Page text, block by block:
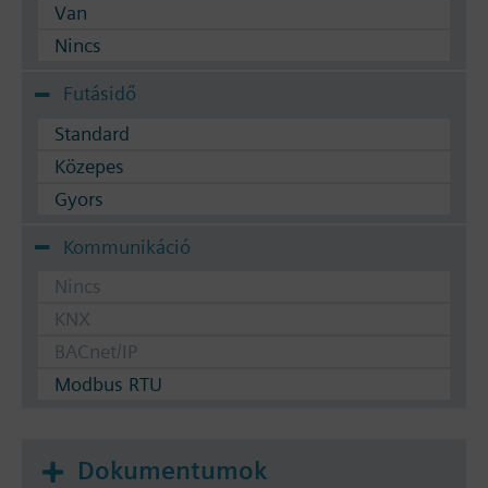
Van
Nincs
Futásidő
Standard
Közepes
Gyors
Kommunikáció
Nincs
KNX
BACnet/IP
Modbus RTU
Dokumentumok